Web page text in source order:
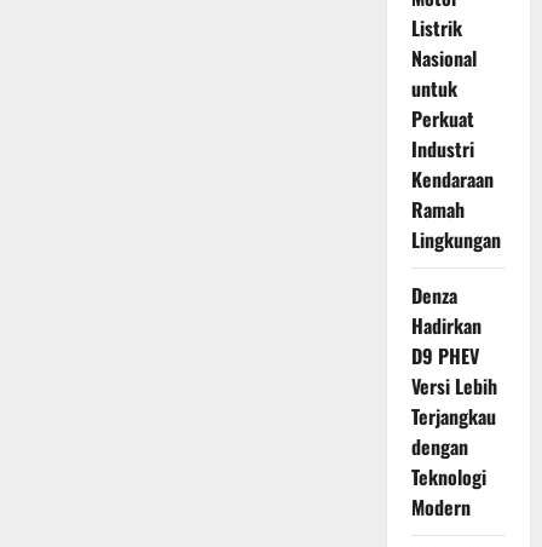
Listrik
Nasional
untuk
Perkuat
Industri
Kendaraan
Ramah
Lingkungan
Denza
Hadirkan
D9 PHEV
Versi Lebih
Terjangkau
dengan
Teknologi
Modern